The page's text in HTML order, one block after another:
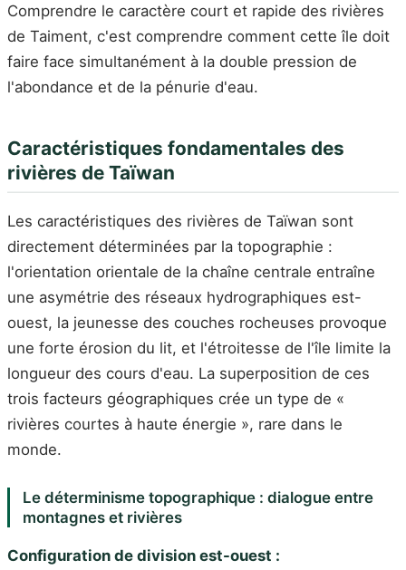
Comprendre le caractère court et rapide des rivières
de Taiment, c'est comprendre comment cette île doit
faire face simultanément à la double pression de
l'abondance et de la pénurie d'eau.
Caractéristiques fondamentales des
rivières de Taïwan
Les caractéristiques des rivières de Taïwan sont
directement déterminées par la topographie :
l'orientation orientale de la chaîne centrale entraîne
une asymétrie des réseaux hydrographiques est-
ouest, la jeunesse des couches rocheuses provoque
une forte érosion du lit, et l'étroitesse de l'île limite la
longueur des cours d'eau. La superposition de ces
trois facteurs géographiques crée un type de «
rivières courtes à haute énergie », rare dans le
monde.
Le déterminisme topographique : dialogue entre
montagnes et rivières
Configuration de division est-ouest :